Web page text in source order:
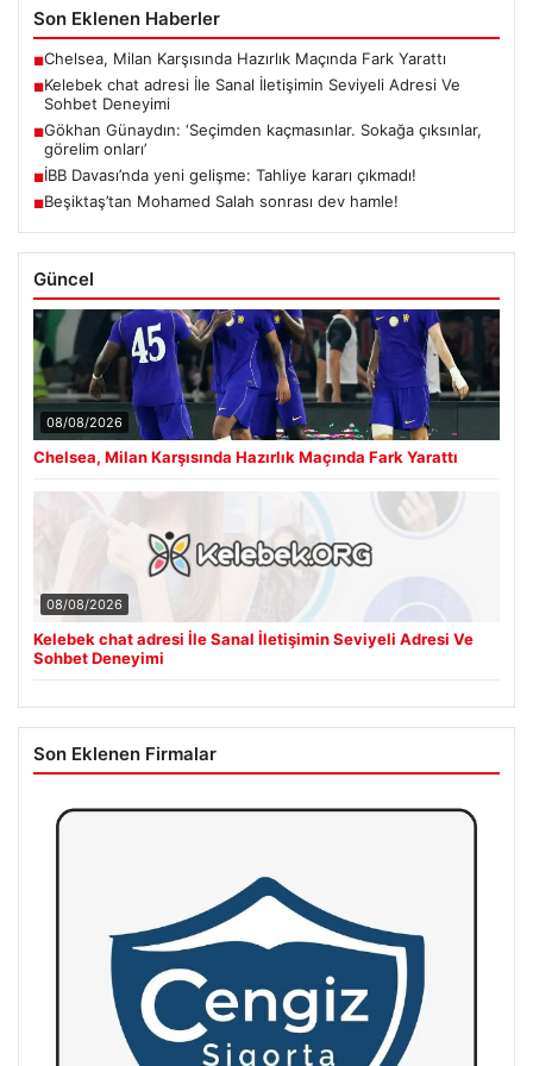
Son Eklenen Haberler
■Chelsea, Milan Karşısında Hazırlık Maçında Fark Yarattı
■Kelebek chat adresi İle Sanal İletişimin Seviyeli Adresi Ve
Sohbet Deneyimi
■Gökhan Günaydın: ‘Seçimden kaçmasınlar. Sokağa çıksınlar,
görelim onları’
■İBB Davası’nda yeni gelişme: Tahliye kararı çıkmadı!
■Beşiktaş’tan Mohamed Salah sonrası dev hamle!
Güncel
08/08/2026
Chelsea, Milan Karşısında Hazırlık Maçında Fark Yarattı
08/08/2026
Kelebek chat adresi İle Sanal İletişimin Seviyeli Adresi Ve
Sohbet Deneyimi
Son Eklenen Firmalar